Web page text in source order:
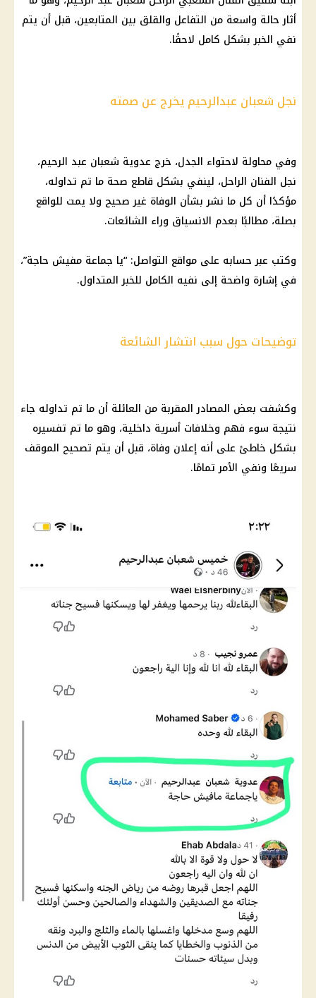
أثار حالة واسعة من التفاعل والقلق بين المتابعين، قبل أن يتم
نفي الخبر بشكل كامل لاحقًا.
نجل شعبان عبدالرحيم يخرج عن صمته
وفي محاولة لاحتواء الجدل، خرج عدوية شعبان عبد الرحيم،
نجل الفنان الراحل، لينفي بشكل قاطع صحة ما تم تداوله،
مؤكدًا أن كل ما نشر بشأن الوفاة غير صحيح ولا يمت للواقع
بصلة، مطالبًا بعدم الانسياق وراء الشائعات.
وكتب عبر حسابه على مواقع التواصل: “يا جماعة مفيش حاجة”،
في إشارة واضحة إلى نفيه الكامل للخبر المتداول.
توضيحات حول سبب انتشار الشائعة
وكشفت بعض المصادر المقربة من العائلة أن ما تم تداوله جاء
نتيجة سوء فهم وخلافات أسرية داخلية، وهو ما تم تفسيره
بشكل خاطئ على أنه إعلان وفاة، قبل أن يتم تصحيح الموقف
سريعًا ونفي الأمر تمامًا.